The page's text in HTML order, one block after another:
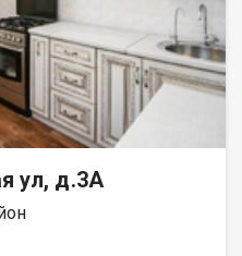
ул, д.3А